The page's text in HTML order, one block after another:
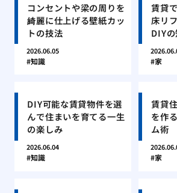
コンセントや梁の周りを
綺麗に仕上げる壁紙カッ
トの技法
2026.06.05
知識
賃貸
床リ
DIY
家
DIY可能な賃貸物件を選
んで住まいを育てる一生
の楽しみ
2026.06.04
知識
賃貸
を作
ム術
家